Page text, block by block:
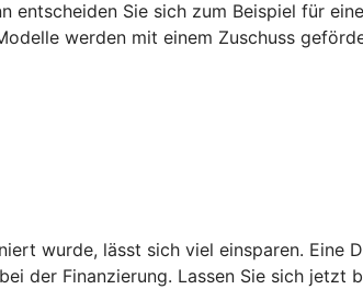
entscheiden Sie sich zum Beispiel für
werden mit einem Zuschuss
wurde, lässt sich viel einsparen. Eine
der Finanzierung. Lassen Sie sich jetzt